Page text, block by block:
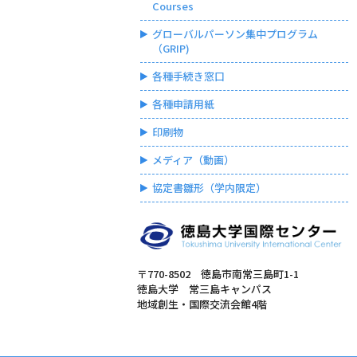
Courses
グローバルパーソン集中プログラム
（GRIP)
各種手続き窓口
各種申請用紙
印刷物
メディア（動画）
協定書雛形（学内限定）
〒770-8502 徳島市南常三島町1-1
徳島大学 常三島キャンパス
地域創生・国際交流会館4階